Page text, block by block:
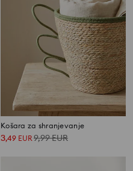
Košara za shranjevanje
3,49 EUR9,99EUR